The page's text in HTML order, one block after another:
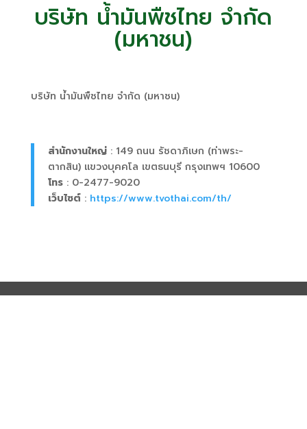
บริษัท น้ำมันพืชไทย จำกัด
(มหาชน)
บริษัท น้ำมันพืชไทย จำกัด (มหาชน)
สำนักงานใหญ่: 149 ถนน รัชดาภิเษก (ท่าพระ-
ตากสิน) แขวงบุคคโล เขตธนบุรี กรุงเทพฯ 10600
โทร: 0-2477-9020
เว็บไซต์: https://www.tvothai.com/th/